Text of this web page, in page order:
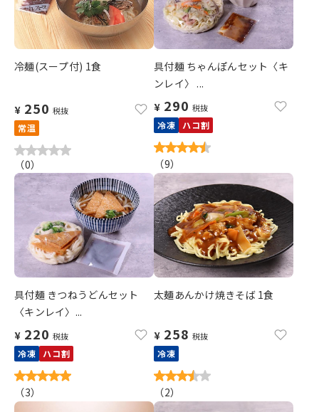
冷麺(スープ付) 1食
¥ 250 税抜
常温
（0）
具付麺 ちゃんぽんセット〈キ
ンレイ〉 ...
¥ 290 税抜
冷凍 ハコ割
（9）
具付麺 きつねうどんセット
〈キンレイ〉...
¥ 220 税抜
冷凍 ハコ割
（3）
太麺あんかけ焼きそば 1食
¥ 258 税抜
冷凍
（2）